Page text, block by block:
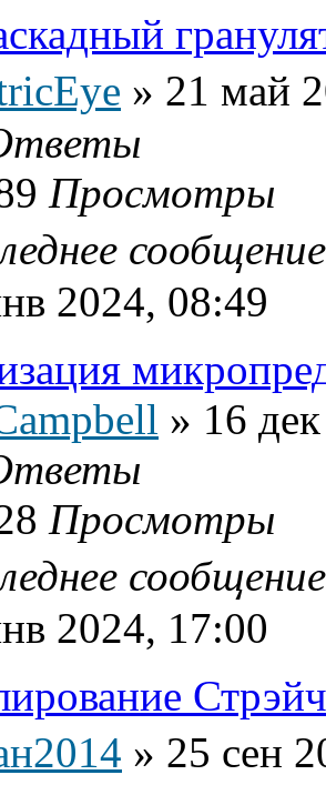
» 21 май
Просмотры
2024, 08:49
» 16
Просмотры
2024, 17:00
» 25 сен